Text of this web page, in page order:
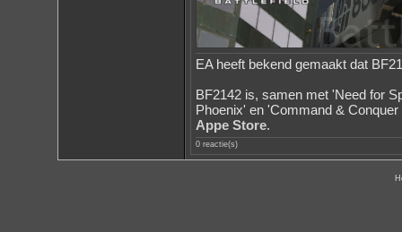
EA heeft bekend gemaakt dat
BF2142 is, samen met 'Need for
Phoenix' en 'Command &
Appe Store.
0 reactie(s)